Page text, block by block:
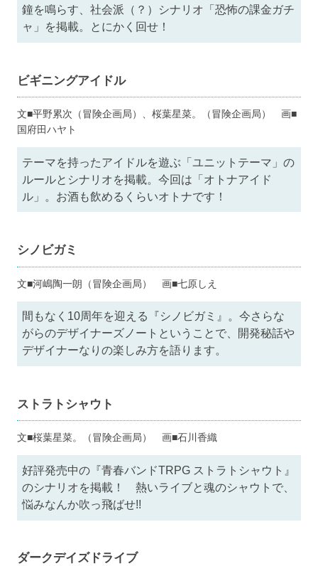
鐘を鳴らす、社会派（？）シナリオ「恐怖の課金ガチ
ャ」を掲載。とにかく回せ！
ビギニングアイドル
文■平野累次（冒険企画局）、桜葉星菜。（冒険企画局） 画■
国府田ハヤト
テーマを持ったアイドルを遊ぶ「ユニットテーマ」の
ルールとシナリオを掲載。今回は「オトナアイド
ル」。お酒も飲めるくらいオトナです！
シノビガミ
文■河嶋陶一朗（冒険企画局） 画■七原しえ
間もなく10周年を迎える『シノビガミ』。今さらな
がらのデザイナーズノートということで、開発秘話や
デザイナーなりの楽しみ方を語ります。
ストラトシャウト
文■桜葉星菜。（冒険企画局） 画■石川香織
好評発売中の『青春バンドTRPG ストラトシャウト』
のシナリオを掲載！ 熱いライブと魂のシャウトで、
悩みなんか吹っ飛ばせ!!
ダークデイズドライブ